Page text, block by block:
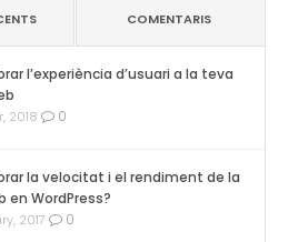
COMENTARIS
l’experiència d’usuari a la teva
2018 0
la velocitat i el rendiment de la
en WordPress?
2017 0